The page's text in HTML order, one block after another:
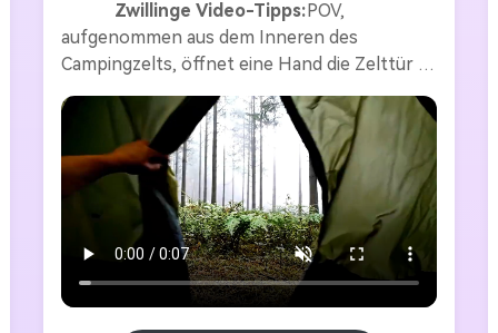
Zwillinge Video-Tipps:POV,
aufgenommen aus dem Inneren des
Campingzelts, öffnet eine Hand die Zelttür
und enthüllt die Szene draußen. Durch die
Kamera sehen wir eine Ingwerkatze, die in
einem dichten, nebligen Kiefernwald steht.
[Ginger Cat] ging hinüber und schaute direkt
in die Kamera. Überraschenderweise hob er
seine Pfote und zeigte auf einen Finger. Der
Gesamtstil soll filmisch sein, mit reichen
Details, realistischer Beleuchtung und
hochauflösender 4K, die einen scharfen